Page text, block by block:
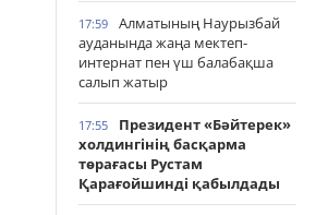
17:59
Алматының Наурызбай
ауданында жаңа мектеп-
интернат пен үш балабақша
салып жатыр
17:55
Президент «Бәйтерек»
холдингінің басқарма
төрағасы Рустам
Қарағойшинді қабылдады